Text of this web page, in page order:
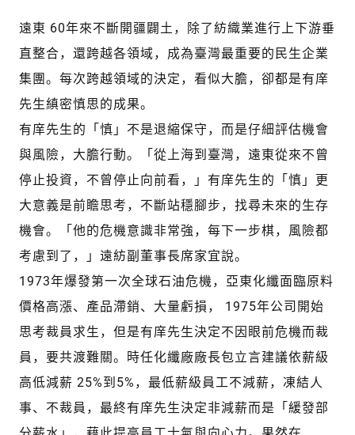
遠東 60年來不斷開疆闢土，除了紡織業進行上下游垂
直整合，還跨越各領域，成為臺灣最重要的民生企業
集團。每次跨越領域的決定，看似大膽，卻都是有庠
先生縝密慎思的成果。
有庠先生的「慎」不是退縮保守，而是仔細評估機會
與風險，大膽行動。「從上海到臺灣，遠東從來不曾
停止投資，不曾停止向前看，」有庠先生的「慎」更
大意義是前瞻思考，不斷站穩腳步，找尋未來的生存
機會。「他的危機意識非常強，每下一步棋，風險都
考慮到了，」遠紡副董事長席家宜說。
1973年爆發第一次全球石油危機，亞東化纖面臨原料
價格高漲、產品滯銷、大量虧損， 1975年公司開始
思考裁員求生，但是有庠先生決定不因眼前危機而裁
員，要共渡難關。時任化纖廠廠長包立言建議依薪級
高低減薪 25%到5%，最低薪級員工不減薪，凍結人
事、不裁員，最終有庠先生決定非減薪而是「緩發部